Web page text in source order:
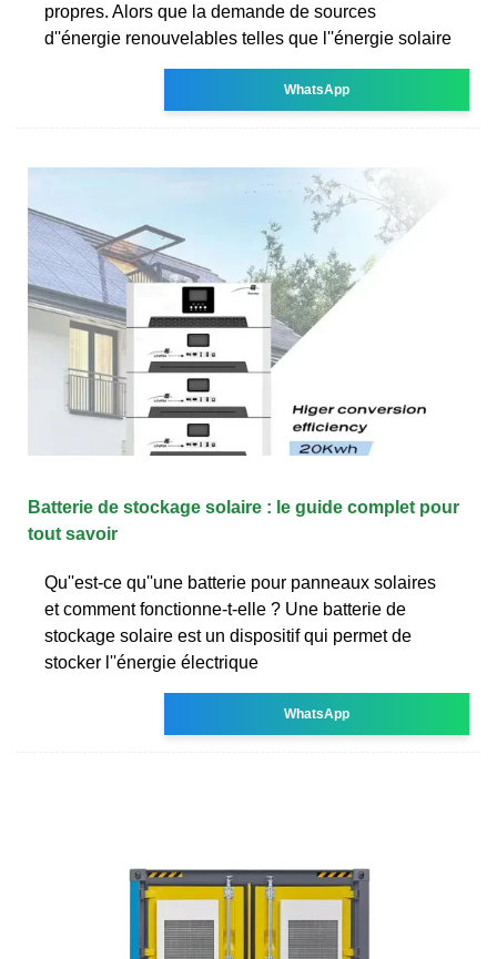
propres. Alors que la demande de sources
d''énergie renouvelables telles que l''énergie solaire
WhatsApp
Batterie de stockage solaire : le guide complet pour
tout savoir
Qu''est-ce qu''une batterie pour panneaux solaires
et comment fonctionne-t-elle ? Une batterie de
stockage solaire est un dispositif qui permet de
stocker l''énergie électrique
WhatsApp